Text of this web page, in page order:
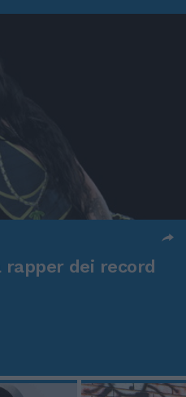
rapper dei record